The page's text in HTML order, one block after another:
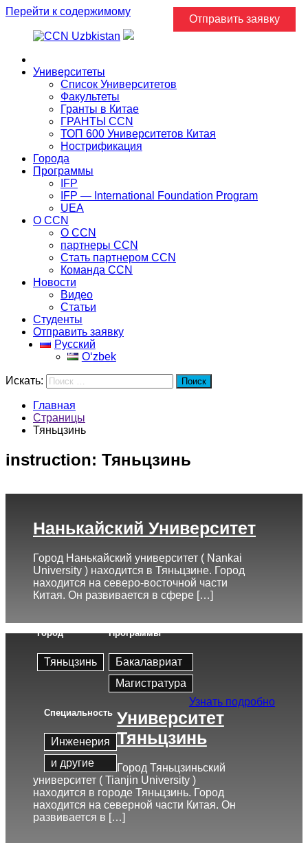
Перейти к содержимому
Университеты
Список Университетов
Факультеты
Гранты в Китае
ГРАНТЫ ССN
ТОП 600 Университетов Китая
Нострификация
Города
Программы
IFP
IFP — International Foundation Program
UEA
О CCN
О CCN
партнеры ССN
Стать партнером CCN
Команда ССN
Новости
Видео
Статьи
Студенты
Отправить заявку
Русский
Oʻzbek
Искать: Поиск
Главная
Страницы
Тяньцзинь
instruction: Тяньцзинь
Отправить заявку
Нанькайский Университет
Город Нанькайский университет ( Nankai
University ) находится в Тяньцзине. Город
находится на северо-восточной части
Китая. Он развивается в сфере […]
Город
Тяньцзинь
Программы
Бакалавриат
Магистратура
Cпециальность
Инженерия
и другие
Узнать подробно
Университет
Тяньцзинь
Город Тяньцзиньский
университет ( Tianjin University )
находится в городе Тяньцзинь. Город
находится на северной части Китая. Он
развивается в […]